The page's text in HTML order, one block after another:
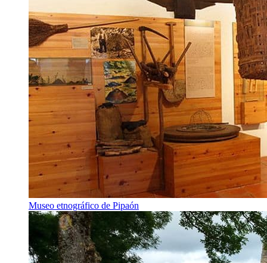
Museo etnográfico de Pipaón